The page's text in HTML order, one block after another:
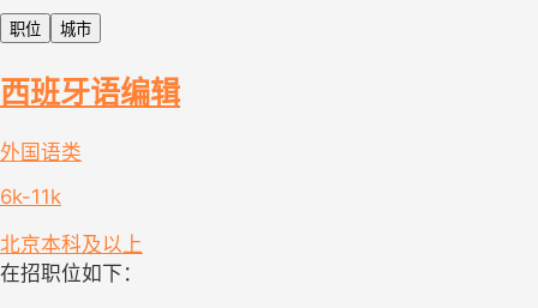
职位 城市
西班牙语编辑
外国语类
6k-11k
北京本科及以上
在招职位如下：